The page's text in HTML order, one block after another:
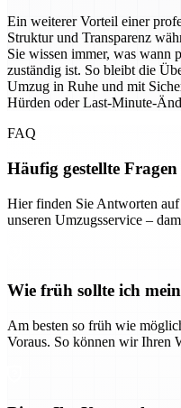
Ein weiterer Vorteil einer
Struktur und Transparenz
Sie wissen immer, was wann
zuständig ist. So bleibt die
Umzug in Ruhe und mit
Hürden oder Last-Minute-
FAQ
Häufig gestellte Fragen
Hier finden Sie Antworten
unseren Umzugsservice –
Wie früh sollte ich
Am besten so früh wie
Voraus. So können wir Ihren